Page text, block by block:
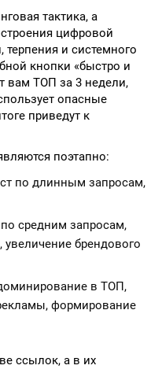
тактика, а
цифровой
терпения и системного
кнопки «быстро и
вам ТОП за 3 недели,
опасные
приведут к
поэтапно:
по длинным запросам,
средним запросам,
брендового
в ТОП,
формирование
ссылок, а в их